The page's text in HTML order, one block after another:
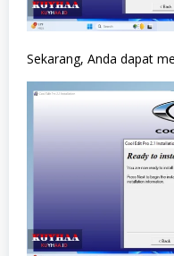
Sekarang, Anda dapat